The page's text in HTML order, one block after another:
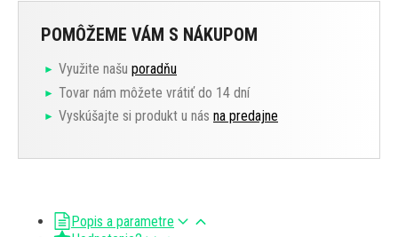
POMÔŽEME VÁM S NÁKUPOM
Využite našu poradňu
Tovar nám môžete vrátiť do 14 dní
Vyskúšajte si produkt u nás na predajne
Popis a parametre